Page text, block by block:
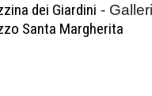
dei Giardini -
Santa Margherita